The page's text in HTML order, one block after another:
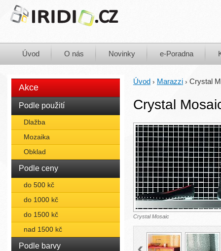
Úvod O nás Novinky e-Poradna
Akce
Podle použití
Dlažba
Mozaika
Obklad
Podle ceny
do 500 kč
do 1000 kč
do 1500 kč
nad 1500 kč
Podle barvy
Úvod › Marazzi › Crystal
Crystal
Crystal Mosaic